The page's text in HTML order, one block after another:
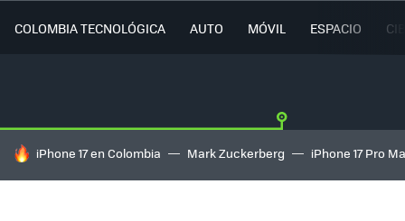
COLOMBIA TECNOLÓGICA AUTO MÓVIL ESPACIO
HOY SE HABLA DE
iPhone 17 en Colombia Mark Zuckerberg iPhone 17 Pro